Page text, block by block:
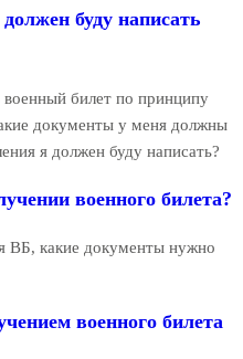
буду написать
военный билет по принципу
документы у меня должны
я должен буду написать?
военного билета?
ВБ, какие документы нужно
военного билета